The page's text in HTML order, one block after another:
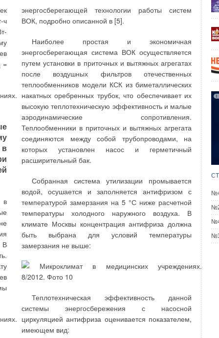
ч
=
в
в
В
энергосберегающей технологии работы систем
ВОК, подробно описанной в [5].
Наиболее простая и экономичная
энергосберегающая система ВОК осуществляется
путем установки в приточных и вытяжных агрегатах
после воздушных фильтров отечественных
теплообменников модели КСК из биметаллических
накатных оребренных трубок, что обеспечивает их
высокую теплотехническую эффективность и малые
аэродинамические сопротивления.
Теплообменники в приточных и вытяжных агрегата
соединяются между собой трубопроводами, на
которых установлен насос и герметичный
расширительный бак.
Собранная система утилизации промывается
водой, осушается и заполняется антифризом с
температурой замерзания на 5 °С ниже расчетной
температуры холодного наружного воздуха. В
климате Москвы концентрация антифриза должна
быть выбрана для условий температуры
замерзания не выше:
Теплотехническая эффективность данной
системы энергосбережения с насосной
циркуляцией антифриза оценивается показателем,
имеющем вид:
(ПГС- полимеры) [2].
пористой структурой и узким распределением пор
по размерам ± 10 %. Варьируя условия синтеза,
получают большое разнообразие различных
пористых структур: моно- и полидисперсных с
различной укладкой микроглобул — от максимально
плотной до разреженной.
Технико-экономические показатели
позволяют, в зависимости от условий
работы, произвести выбор системы
очистки в пользу одного из
представленных вариантов
На рис. 3 представлена схема
озонофильтрационной очистки с использованием в
ультрафильтрационной мембраны [3].
сорбционной очистки обеспечивают качество
очищенной воды в соответствии с нормами СанПиН
2.1.4.10749-01 «Питьевая вода. Гигиенические
требования к качеству воды» и могут быть